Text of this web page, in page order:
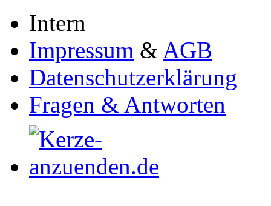
Intern
Impressum & AGB
Datenschutzerklärung
Fragen & Antworten